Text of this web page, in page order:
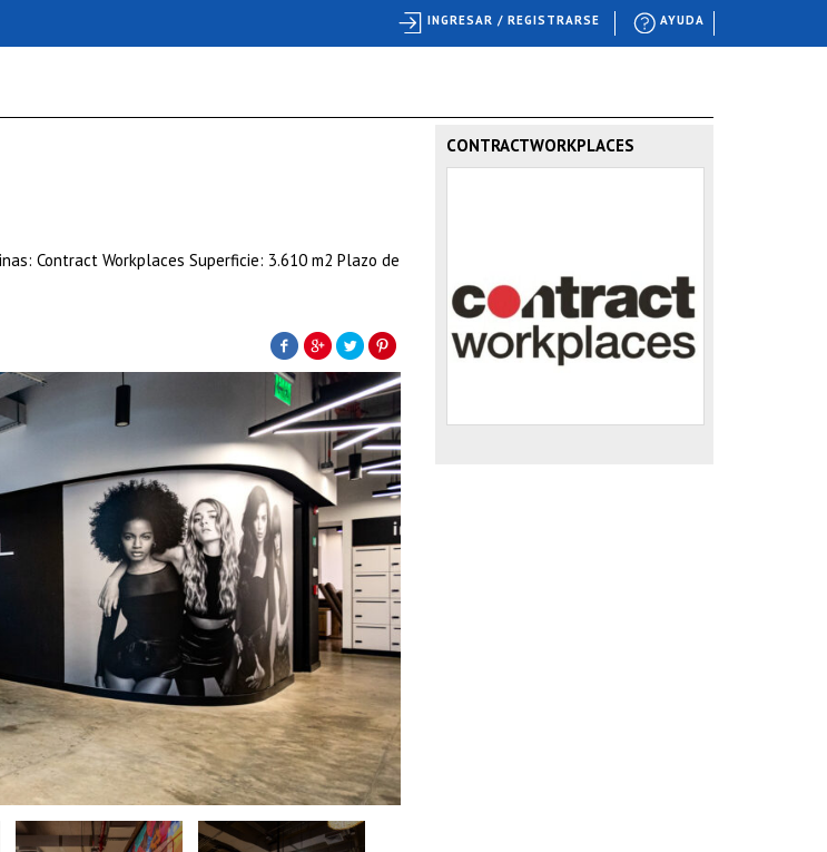
Contract Workplaces Superficie: 3.610 m2 Plazo de
CONTRACTWORKPLACES
AYUDA
INGRESAR / REGISTRARSE